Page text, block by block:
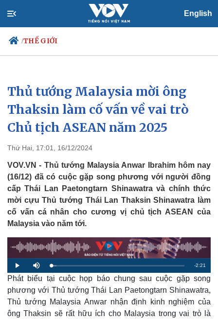
English
/THẾ GIỚI
Chính trị
Đảng
Tổ chức nhân sự
Quốc hội
Nhận diện sự thật
Xã hội
Tin 24h
Dự báo thời tiết
Giáo dục
Thủ tướng Malaysia mời ông
Thaksin làm cố vấn về vai trò
Chủ tịch ASEAN năm 2025
Thứ Hai, 17:01, 16/12/2024
VOV.VN - Thủ tướng Malaysia Anwar Ibrahim hôm nay
(16/12) đã có cuộc gặp song phương với người đồng
cấp Thái Lan Paetongtarn Shinawatra và chính thức
mời cựu Thủ tướng Thái Lan Thaksin Shinawatra làm
cố vấn cá nhân cho cương vị chủ tịch ASEAN của
Malaysia vào năm tới.
P
l
a
y
M
u
t
e
L
o
a
d
e
3
.
8
4
R
e
-2:21
Phát biểu tại cuộc họp báo chung sau cuộc gặp song
phương với Thủ tướng Thái Lan Paetongtarn Shinawatra,
Thủ tướng Malaysia Anwar nhận định kinh nghiệm của
ông Thaksin sẽ rất hữu ích cho Malaysia trong vai trò là